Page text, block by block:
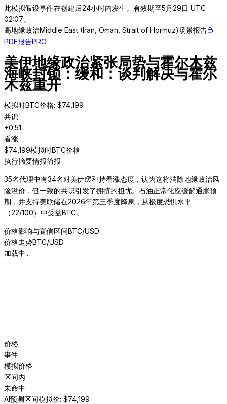
此模拟假设事件在创建后24小时内发生。有效期至5月29日 UTC
02:07。
高地缘政治Middle East (Iran, Oman, Strait of Hormuz)场景报告
PDF报告PRO
美伊地缘政治紧张局势与霍尔木兹
海峡封锁：缓和：谈判解决与霍尔
木兹重开
模拟时BTC价格: $74,199
共识
+0.51
看涨
$74,199模拟时BTC价格
执行摘要情报简报
35名代理中有34名对美伊缓和持看涨态度，认为这将消除地缘政治风
险溢价，但一致的共识引发了拥挤的担忧。石油正常化应缓解通胀预
期，并支持美联储在2026年第三季度降息，从极度恐惧水平
（22/100）中受益BTC。
价格影响与置信区间BTC/USD
价格走势BTC/USD
加载中...
价格
事件
模拟价格
区间内
未命中
AI预测区间模拟价: $74,199